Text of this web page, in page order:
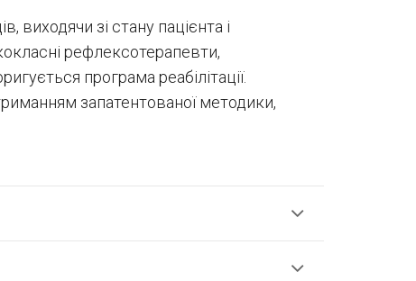
виходячи зі стану пацієнта і
рефлексотерапевти,
програма реабілітації.
запатентованої методики,